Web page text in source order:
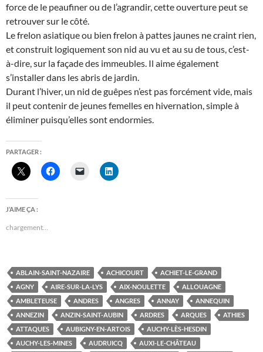
force de le peaufiner ou de l’agrandir, cette ouverture peut se
retrouver sur le côté.
Le frelon asiatique ou bien frelon à pattes jaunes ne craint rien,
et construit logiquement son nid au vu et au su de tous, c’est-
à-dire, sur la façade des immeubles. Il aime également
s’installer dans les abris de jardin.
Durant l’hiver, un nid de guêpes n’est pas forcément vide, mais
il peut contenir de jeunes femelles en hivernation, simple à
éliminer puisqu’elles sont endormies.
PARTAGER :
J’AIME ÇA :
chargement…
ABLAIN-SAINT-NAZAIRE ACHICOURT
ACHIET-LE-GRAND
AGNY
AIRE-SUR-LA-LYS AIX-NOULETTE
ALLOUAGNE
AMBLETEUSE
ANDRES ANGRES ANNAY
ANNEQUIN
ANNEZIN
ANZIN-SAINT-AUBIN ARDRES ARQUES
ATHIES
ATTAQUES
AUBIGNY-EN-ARTOIS
AUCHY-LÈS-HESDIN
AUCHY-LES-MINES
AUDRUICQ
AUXI-LE-CHÂTEAU